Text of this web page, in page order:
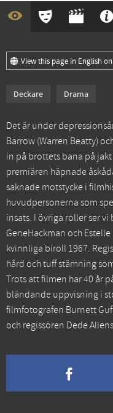
View this page in English
Deckare Drama
Det är under
Barrow (Warren Beatty)
in på brottets bana på
premiären häpnade
saknade motstycke i
huvudpersonerna som
insats. I övriga roller ser
GeneHackman och Estelle
kvinnliga biroll 1967.
hård och tuff stämning
Trots att filmen har 40 år
bländande uppvisning i
filmfotografen Burnett
och regissören Dede